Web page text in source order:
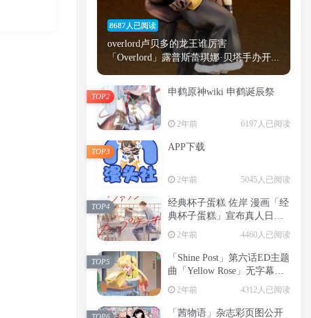
8687人已阅读
overlord卢贝多的龙王谁厉害
「Overlord」露普斯蕾琪娜·贝塔手办开...
申鹤原神wiki 申鹤诞辰祭
2年前 6197人已阅读
TOP2
APP下载
2年前 5045人已阅读
TOP3
经典杯子蛋糕 佐岸 漫画「经
典杯子蛋糕」宣布真人日剧
化
2年前 4460人已阅读
TOP4
「Shine Post」第六话ED主题
曲「Yellow Rose」无字幕MV
公开
2年前 4312人已阅读
TOP5
「茜物语」杂志彩页图公开
间谍过家家 忍者 高木
进击的巨人 高岭
8687人已阅读
overlord卢贝多的龙王谁厉害
「Overlord」露普斯蕾琪娜·贝塔手办开...
TOP1
申鹤原神wiki 申鹤诞辰祭
2年前 6197人已阅读
TOP2
APP下载
2年前 5045人已阅读
TOP3